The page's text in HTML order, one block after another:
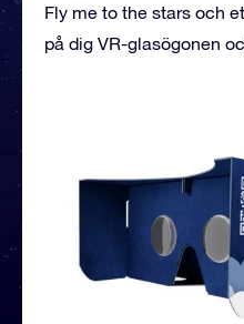
Fly me to the stars och
på dig VR-glasögonen